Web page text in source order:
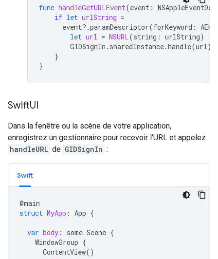
func handleGetURLEvent(event :
if let urlString =
event?.paramDescriptor(forKeyword :
let url = NSURL(string : urlString)
GIDSignIn . sharedInstance.handle(url)
}
}
SwiftUI
Dans la fenêtre ou la scène de votre application,
enregistrez un gestionnaire pour recevoir l'URL et appelez
handleURL de GIDSignIn :
Swift
@main
struct MyApp : App {
var body : some Scene {
WindowGroup {
ContentView()